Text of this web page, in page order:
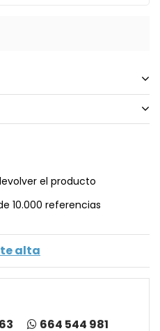
el producto
10.000 referencias
alta
664 544 981